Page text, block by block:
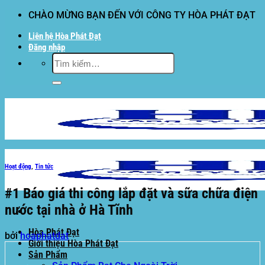
dung
CHÀO MỪNG BẠN ĐẾN VỚI CÔNG TY HÒA PHÁT ĐẠT
Liên hệ Hòa Phát Đạt
Đăng nhập
Tìm
kiếm:
Hòa Phát Đạt
Giới thiệu Hòa Phát Đạt
Sản Phẩm
Hoạt động, Tin tức
#1 Báo giá thi công lắp đặt và sữa chữa điện
nước tại nhà ở Hà Tĩnh
bởihoaphatdat